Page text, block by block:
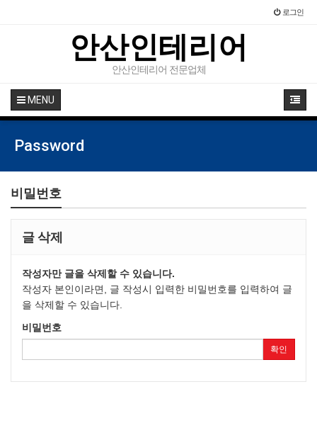
로그인
안산인테리어
안산인테리어 전문업체
MENU
Password
비밀번호
글 삭제
작성자만 글을 삭제할 수 있습니다.
작성자 본인이라면, 글 작성시 입력한 비밀번호를 입력하여 글
을 삭제할 수 있습니다.
비밀번호
확인